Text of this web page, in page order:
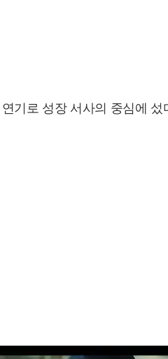
기로 성장 서사의 중심에 섰